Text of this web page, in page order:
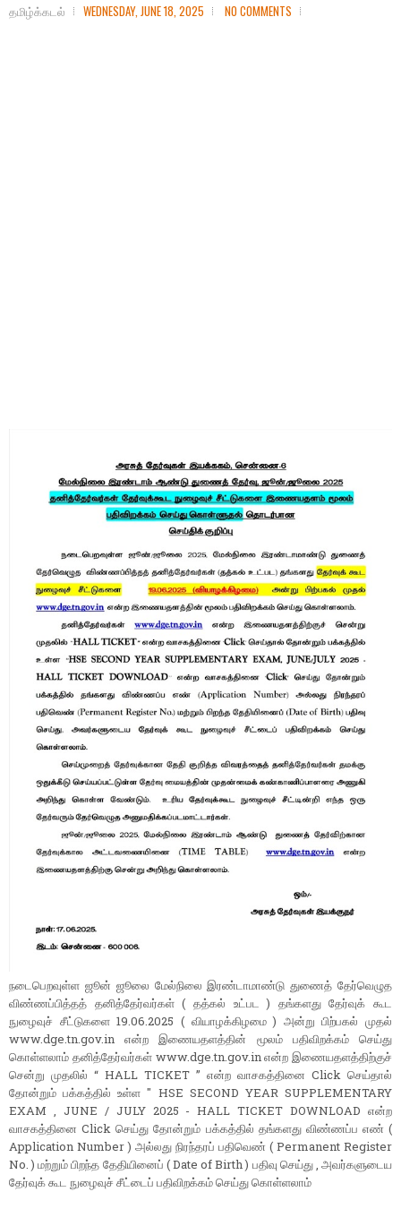
தமிழ்க்கடல் WEDNESDAY, JUNE 18, 2025 NO COMMENTS
நடைபெறவுள்ள ஜூன் ஜூலை மேல்நிலை இரண்டாமாண்டு துணைத் தேர்வெழுத
விண்ணப்பித்தத் தனித்தேர்வர்கள் ( தத்கல் உட்பட ) தங்களது தேர்வுக் கூட
நுழைவுச் சீட்டுகளை 19.06.2025 ( வியாழக்கிழமை ) அன்று பிற்பகல் முதல்
www.dge.tn.gov.in என்ற இணையதளத்தின் மூலம் பதிவிறக்கம் செய்து
கொள்ளலாம் தனித்தேர்வர்கள் www.dge.tn.gov.in என்ற இணையதளத்திற்குச்
சென்று முதலில் “ HALL TICKET ” என்ற வாசகத்தினை Click செய்தால்
தோன்றும் பக்கத்தில் உள்ள " HSE SECOND YEAR SUPPLEMENTARY
EXAM , JUNE / JULY 2025 - HALL TICKET DOWNLOAD என்ற
வாசகத்தினை Click செய்து தோன்றும் பக்கத்தில் தங்களது விண்ணப்ப எண் (
Application Number ) அல்லது நிரந்தரப் பதிவெண் ( Permanent Register
No. ) மற்றும் பிறந்த தேதியினைப் ( Date of Birth ) பதிவு செய்து , அவர்களுடைய
தேர்வுக் கூட நுழைவுச் சீட்டைப் பதிவிறக்கம் செய்து கொள்ளலாம்